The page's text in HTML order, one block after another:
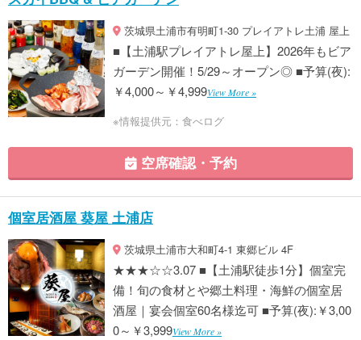
茨城県土浦市有明町1-30 プレイアトレ土浦 屋上
■【土浦駅プレイアトレ屋上】2026年もビア
ガーデン開催！5/29～オープン◎ ■予算(夜):
￥4,000～￥4,999View More »
※情報提供元：食べログ
空席確認・予約
個室居酒屋 葵屋 土浦店
茨城県土浦市大和町4-1 東郷ビル 4F
★★★☆☆3.07 ■【土浦駅徒歩1分】個室完
備！旬の食材とや郷土料理・海鮮の個室居
酒屋｜宴会個室60名様迄可 ■予算(夜):￥3,00
0～￥3,999View More »